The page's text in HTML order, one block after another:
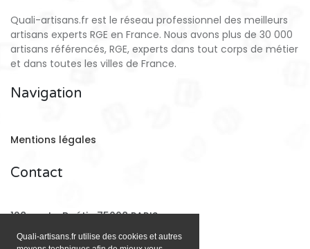
Quali-artisans.fr utilise des cookies et autres
Quali-artisans.fr est le réseau professionnel des meilleurs
artisans experts RGE en France. Nous avons plus de 30 000
artisans référencés, RGE, experts dans tout corps de métier
et dans toutes les villes de France.
Navigation
Mentions légales
Contact
128 rue La Boétie 75008 PARIS